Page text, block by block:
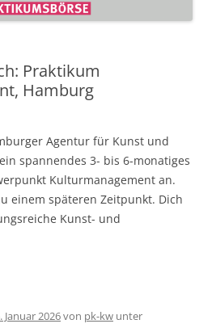
Praktikum
Hamburg
Agentur für Kunst und
spannendes 3- bis 6-monatiges
Kulturmanagement an.
einem späteren Zeitpunkt. Dich
Kunst- und
Januar 2026von pk-kw unter